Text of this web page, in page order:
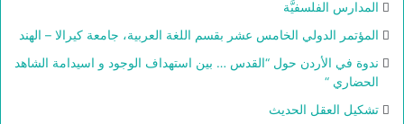
المدارس الفلسفيَّة
المؤتمر الدولي الخامس عشر بقسم اللغة العربية، جامعة كيرالا – الهند
ندوة في الأردن حول “القدس … بين استهداف الوجود و اسيدامة الشاهد
الحضاري “
تشكيل العقل الحديث